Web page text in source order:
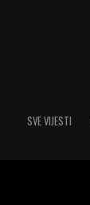
SVE VIJESTI